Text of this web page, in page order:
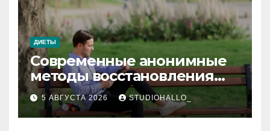
ДИЕТЫ
Современные анонимные
методы восстановления
при алкогольной
зависимости и
персональный подход
5 АВГУСТА 2026 STUDIOHALLO_